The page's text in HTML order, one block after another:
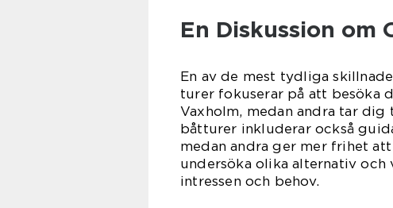
En Diskussion om
En av de mest tydliga
turer fokuserar på att besöka
Vaxholm, medan andra tar dig
båtturer inkluderar också
medan andra ger mer frihet
undersöka olika alternativ och
intressen och behov.